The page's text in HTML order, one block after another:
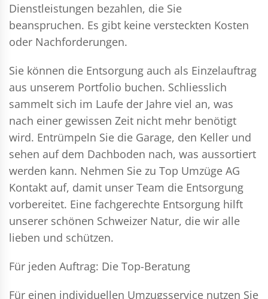
Dienstleistungen bezahlen, die Sie
beanspruchen. Es gibt keine versteckten Kosten
oder Nachforderungen.
Sie können die Entsorgung auch als Einzelauftrag
aus unserem Portfolio buchen. Schliesslich
sammelt sich im Laufe der Jahre viel an, was
nach einer gewissen Zeit nicht mehr benötigt
wird. Entrümpeln Sie die Garage, den Keller und
sehen auf dem Dachboden nach, was aussortiert
werden kann. Nehmen Sie zu Top Umzüge AG
Kontakt auf, damit unser Team die Entsorgung
vorbereitet. Eine fachgerechte Entsorgung hilft
unserer schönen Schweizer Natur, die wir alle
lieben und schützen.
Für jeden Auftrag: Die Top-Beratung
Für einen individuellen Umzugsservice nutzen Sie